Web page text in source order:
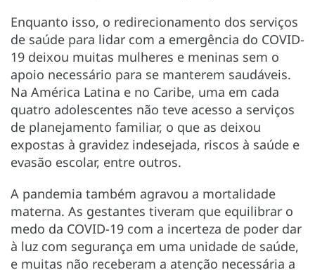
Enquanto isso, o redirecionamento dos serviços
de saúde para lidar com a emergência do COVID-
19 deixou muitas mulheres e meninas sem o
apoio necessário para se manterem saudáveis.
Na América Latina e no Caribe, uma em cada
quatro adolescentes não teve acesso a serviços
de planejamento familiar, o que as deixou
expostas à gravidez indesejada, riscos à saúde e
evasão escolar, entre outros.
A pandemia também agravou a mortalidade
materna. As gestantes tiveram que equilibrar o
medo da COVID-19 com a incerteza de poder dar
à luz com segurança em uma unidade de saúde,
e muitas não receberam a atenção necessária a